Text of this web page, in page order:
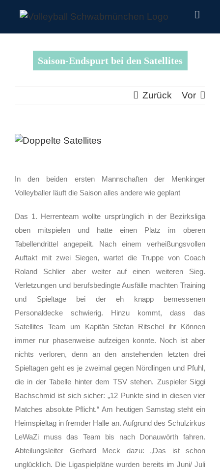
Inhalt
springen
Saison-Endspurt bei den Satellites
Zurück Vor
Zeige
In den beiden ersten Mannschaften der Menkinger
Volleyballer läuft die Saison alles andere wie geplant
Das 1. Herrenteam wollte ursprünglich in der Bezirksliga
oben mitspielen und hatte einen Platz im oberen
Tabellendrittel angepeilt. Nach einem verheißungsvollen
Auftakt mit zwei Siegen, wartet die Truppe von Coach
Roland Schlier aber weiter auf einen weiteren Sieg.
Verletzungen und berufsbedingte Ausfälle machten Training
und Spieltage bei der eh knapp bemessenen
Personaldecke schwierig. Hinzu kommt, dass das
Satellites Team um Kapitän Stefan Ritschel ihr Können
immer nur phasenweise aufzeigen konnte. Noch ist aber
nichts verloren, denn an den anstehenden letzten drei
Spieltagen geht es je zweimal gegen Nördlingen und Pfuhl,
die in der Tabelle hinter dem TSV stehen. Zuspieler Siggi
Bachschmid ist sich sicher: „12 Punkte sind in diesen vier
Matches absolute Pflicht.“ Am heutigen Samstag steht ein
Heimspieltag in fremder Halle an. Aufgrund des Schulzirkus
LeWaZi muss das Team bis nach Donauwörth fahren.
Abteilungsleiter Gerhard Meck dazu: „Das ist schon
unglücklich. Die Ligaspielpläne wurden bereits im Juni/ Juli